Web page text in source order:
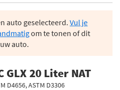
auto geselecteerd. Vul je
om te tonen of dit
auto.
GLX 20 Liter NAT
D4656, ASTM D3306